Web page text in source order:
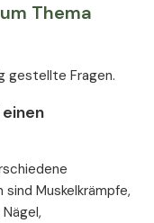
Thema
gestellte Fragen.
Muskelkrämpfe,